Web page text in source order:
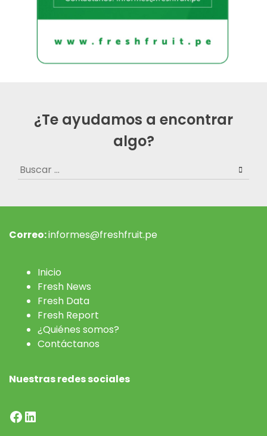
¿Te ayudamos a encontrar
algo?
Buscar:
Correo:informes@freshfruit.pe
Inicio
Fresh News
Fresh Data
Fresh Report
¿Quiénes somos?
Contáctanos
Nuestras redes sociales
Facebook
LinkedIn